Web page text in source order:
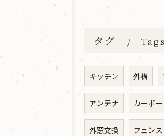
タグ Tags
キッチン 外構
アンテナ カーポー
外窓交換 フェンス